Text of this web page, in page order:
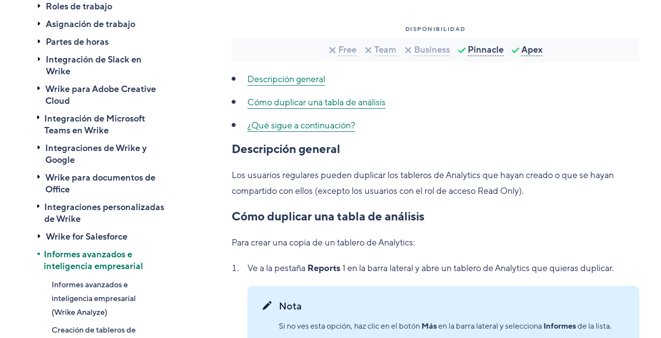
Roles de trabajo
Asignación de trabajo
Partes de horas
Integración de Slack en
Wrike
Wrike para Adobe Creative
Cloud
Integración de Microsoft
Teams en Wrike
Integraciones de Wrike y
Google
Wrike para documentos de
Office
Integraciones personalizadas
de Wrike
Wrike for Salesforce
Informes avanzados e
inteligencia empresarial
Informes avanzados e
inteligencia empresarial
(Wrike Analyze)
Creación de tableros de
DISPONIBILIDAD
Free Team Business Pinnacle Apex
Descripción general
Cómoduplicar una tabla de análisis
¿Qué sigue a continuación?
Descripción general
Los usuarios regulares pueden duplicar los tableros de Analytics que hayan creado o que se hayan
compartido con ellos (excepto los usuarios con el rol de acceso Read Only).
Cómo duplicar una tabla de análisis
Para crear una copia de un tablero de Analytics:
Ve a la pestaña Reports1 en la barra lateral y abre un tablero de Analytics que quieras duplicar.
Nota
Si no ves esta opción, haz clic en el botón Másen la barra lateral y selecciona Informesde la lista.